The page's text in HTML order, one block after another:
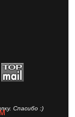
Спасибо :)